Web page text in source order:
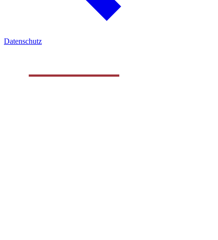
Datenschutz